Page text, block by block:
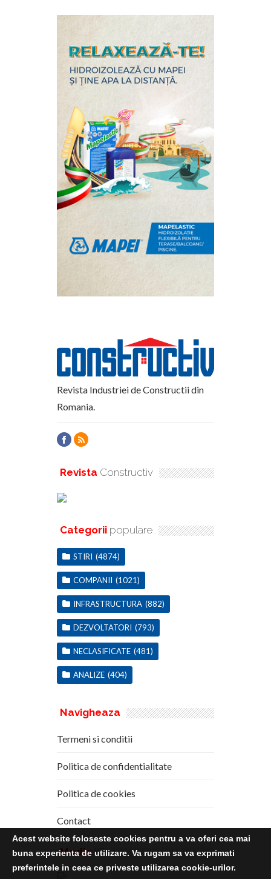
Revista Industriei de Constructii din
Romania.
Revista Constructiv
Categorii populare
STIRI (4874)
COMPANII (1021)
INFRASTRUCTURA (882)
DEZVOLTATORI (793)
NECLASIFICATE (481)
ANALIZE (404)
Navigheaza
Termeni si conditii
Politica de confidentialitate
Politica de cookies
Contact
Media Kit
Acest website foloseste cookies pentru a va oferi cea mai
buna experienta de utilizare. Va rugam sa va exprimati
preferintele in ceea ce priveste utilizarea cookie-urilor.